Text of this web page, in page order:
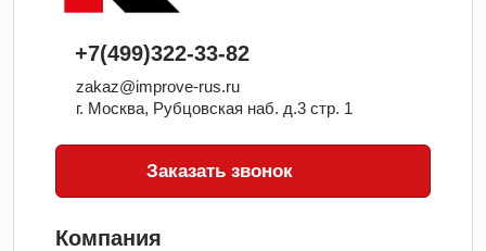
+7(499)322-33-82
zakaz@improve-rus.ru
г. Москва, Рубцовская наб. д.3 стр. 1
Заказать звонок
Компания